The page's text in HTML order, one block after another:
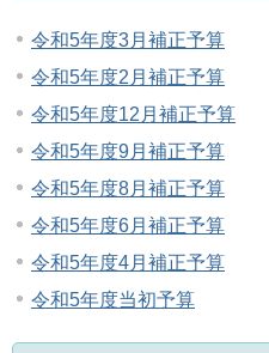
令和5年度3月補正予算
令和5年度2月補正予算
令和5年度12月補正予算
令和5年度9月補正予算
令和5年度8月補正予算
令和5年度6月補正予算
令和5年度4月補正予算
令和5年度当初予算